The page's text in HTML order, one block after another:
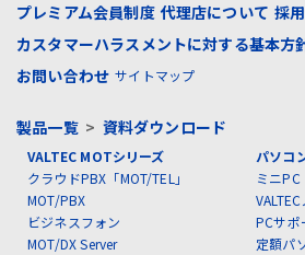
プレミアム会員制度 代理店について 採
カスタマーハラスメントに対する基本方
お問い合わせ サイトマップ
製品一覧> 資料ダウンロード
VALTEC MOTシリーズ
クラウドPBX「MOT/TEL」
MOT/PBX
ビジネスフォン
MOT/DX Server
パソコ
ミニPC
PCサポ
定額パ